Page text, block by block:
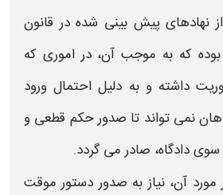
نهادهای پیش بینی شده در قانون
که به موجب آن، در اموری که
داشته و به دلیل احتمال ورود
نمی تواند تا صدور حکم قطعی و
سوی دادگاه، صادر می گردد.
آن، نیاز به صدور دستور موقت